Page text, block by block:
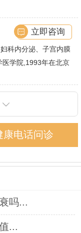
科内分泌、子宫内膜
,宫腹腔镜手术,盆底
学院,1993年在北京
立即咨询
康电话问诊
吗...
...